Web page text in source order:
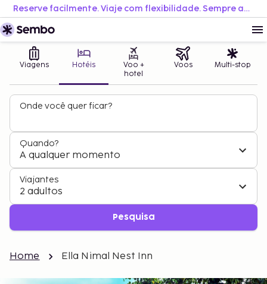
Reserve facilmente. Viaje com flexibilidade. Sempre ao melhor preço.
Viagens Hotéis
Voo +
hotel
Voos Multi-stop
Onde você quer ficar?
Quando?
A qualquer momento
Viajantes
2 adultos
Pesquisa
Home Ella Nimal Nest Inn